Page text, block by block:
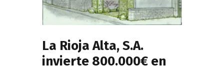
La Rioja Alta, S.A.
invierte 800.000€ en